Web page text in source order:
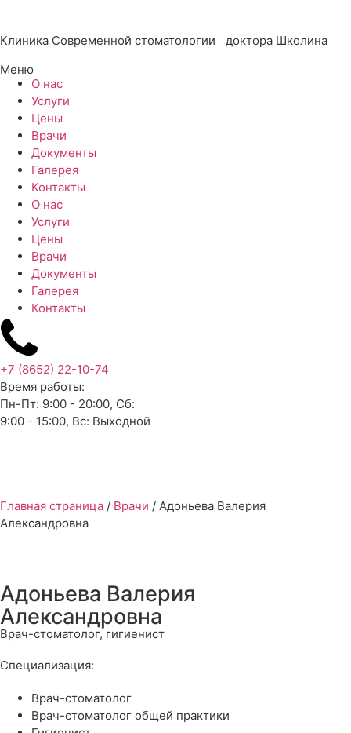
Клиника Современной стоматологии доктора Школина
Меню
О нас
Услуги
Цены
Врачи
Документы
Галерея
Контакты
О нас
Услуги
Цены
Врачи
Документы
Галерея
Контакты
+7 (8652) 22-10-74
Время работы:
Пн-Пт: 9:00 - 20:00, Сб:
9:00 - 15:00, Вс: Выходной
Главная страница / Врачи / Адоньева Валерия
Александровна
Адоньева Валерия
Александровна
Врач-стоматолог, гигиенист
Специализация:
Врач-стоматолог
Врач-стоматолог общей практики